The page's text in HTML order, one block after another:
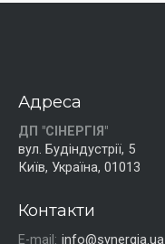
Адреса
ДП "СІНЕРГІЯ"
вул. Будіндустрії, 5
Київ, Україна, 01013
Контакти
E-mail: info@synergia.ua